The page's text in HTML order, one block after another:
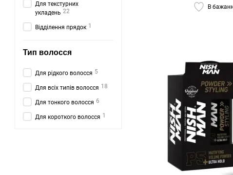
В
Для текстурних
укладень 22
Відділення прядок 1
Тип волосся
Для рідкого волосся 5
Для всіх типів волосся 18
Для тонкого волосся 6
Для короткого волосся 1